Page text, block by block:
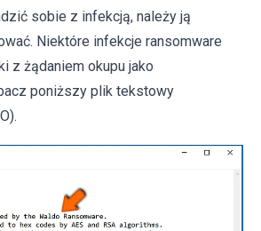
sobie z infekcją, należy ją
Niektóre infekcje ransomware
z żądaniem okupu jako
poniższy plik tekstowy